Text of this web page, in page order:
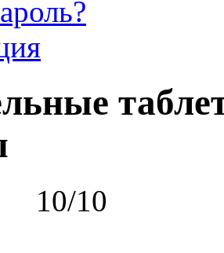
10/10